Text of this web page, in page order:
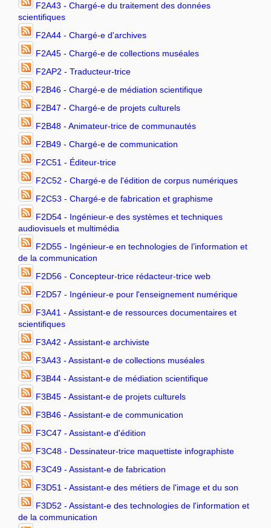
F2A43 - Chargé-e du traitement des données
scientifiques
F2A44 - Chargé-e d'archives
F2A45 - Chargé-e de collections muséales
F2AP2 - Traducteur-trice
F2B46 - Chargé-e de médiation scientifique
F2B47 - Chargé-e de projets culturels
F2B48 - Animateur-trice de communautés
F2B49 - Chargé-e de communication
F2C51 - Éditeur-trice
F2C52 - Chargé-e de l'édition de corpus numériques
F2C53 - Chargé-e de fabrication et graphisme
F2D54 - Ingénieur-e des systèmes et techniques
audiovisuels et multimédia
F2D55 - Ingénieur-e en technologies de l’information et
de la communication
F2D56 - Concepteur-trice rédacteur-trice web
F2D57 - Ingénieur-e pour l'enseignement numérique
F3A41 - Assistant-e de ressources documentaires et
scientifiques
F3A42 - Assistant-e archiviste
F3A43 - Assistant-e de collections muséales
F3B44 - Assistant-e de médiation scientifique
F3B45 - Assistant-e de projets culturels
F3B46 - Assistant-e de communication
F3C47 - Assistant-e d'édition
F3C48 - Dessinateur-trice maquettiste infographiste
F3C49 - Assistant-e de fabrication
F3D51 - Assistant-e des métiers de l'image et du son
F3D52 - Assistant-e des technologies de l'information et
de la communication